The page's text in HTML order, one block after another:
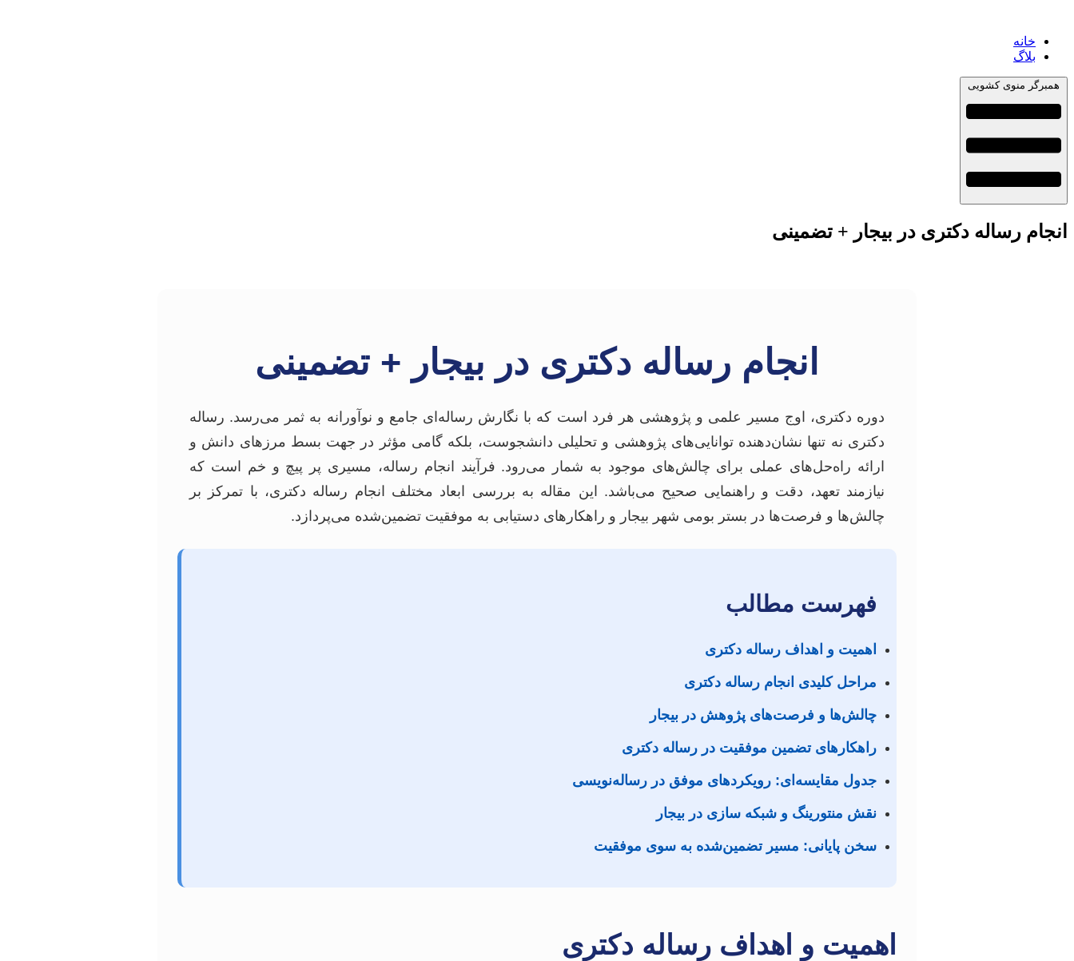
خانه
بلاگ
همبرگر منوی کشویی
انجام رساله دکتری در بیجار + تضمینی
انجام رساله دکتری در بیجار + تضمینی
دوره دکتری، اوج مسیر علمی و پژوهشی هر فرد است که با نگارش رساله‌ای جامع و نوآورانه به ثمر می‌رسد. رساله
دکتری نه تنها نشان‌دهنده توانایی‌های پژوهشی و تحلیلی دانشجوست، بلکه گامی مؤثر در جهت بسط مرزهای دانش و
ارائه راه‌حل‌های عملی برای چالش‌های موجود به شمار می‌رود. فرآیند انجام رساله، مسیری پر پیچ و خم است که
نیازمند تعهد، دقت و راهنمایی صحیح می‌باشد. این مقاله به بررسی ابعاد مختلف انجام رساله دکتری، با تمرکز بر
چالش‌ها و فرصت‌ها در بستر بومی شهر بیجار و راهکارهای دستیابی به موفقیت تضمین‌شده می‌پردازد.
فهرست مطالب
اهمیت و اهداف رساله دکتری
مراحل کلیدی انجام رساله دکتری
چالش‌ها و فرصت‌های پژوهش در بیجار
راهکارهای تضمین موفقیت در رساله دکتری
جدول مقایسه‌ای: رویکردهای موفق در رساله‌نویسی
نقش منتورینگ و شبکه سازی در بیجار
سخن پایانی: مسیر تضمین‌شده به سوی موفقیت
اهمیت و اهداف رساله دکتری